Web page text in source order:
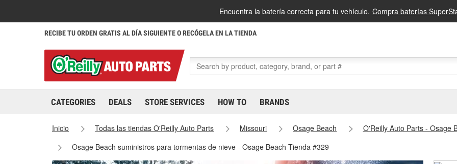
Encuentra la batería correcta para tu vehículo. Compra baterías
RECIBE TU ORDEN GRATIS AL DÍA SIGUIENTE O RECÓGELA EN LA TIENDA
CATEGORIES DEALS STORE SERVICES HOW TO BRANDS
Inicio Todas las tiendas O'Reilly Auto Parts Missouri Osage Beach
O'Reilly Auto Parts - Osage
Osage Beach suministros para tormentas de nieve - Osage Beach Tienda #329